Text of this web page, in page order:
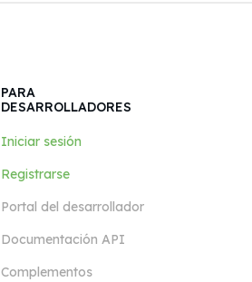
PARA
DESARROLLADORES
Iniciar sesión
Registrarse
Portal del desarrollador
Documentación API
Complementos